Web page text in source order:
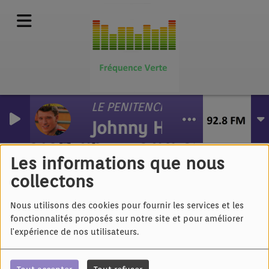
Les informations que nous
collectons
Nous utilisons des cookies pour fournir les services et les
fonctionnalités proposés sur notre site et pour améliorer
l'expérience de nos utilisateurs.
LE PENITENCIER
Johnny Hallyday
Telegraph Road &
Pierre Richard